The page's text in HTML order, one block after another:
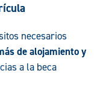
necesarios
de alojamiento y
a la beca